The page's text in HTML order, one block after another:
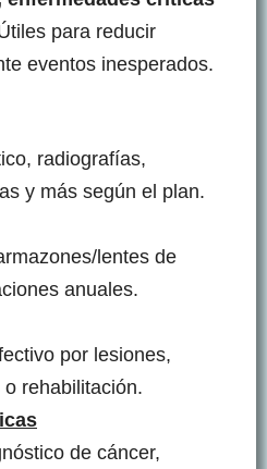
para reducir
eventos inesperados.
radiografías,
y más según el plan.
lentes de
anuales.
por lesiones,
rehabilitación.
de cáncer,